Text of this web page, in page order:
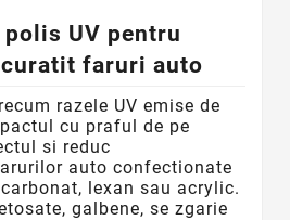
UV pentru
faruri auto
razele UV emise de
cu praful de pe
si reduc
auto confectionate
lexan sau acrylic.
galbene, se zgarie